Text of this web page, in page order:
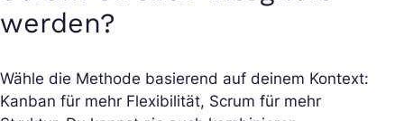
werden?
Wähle die Methode basierend auf deinem Kontext:
Kanban für mehr Flexibilität, Scrum für mehr